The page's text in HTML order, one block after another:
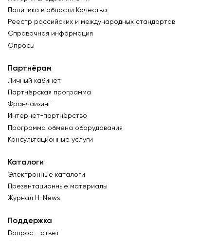
Политика в области Качества
Реестр российских и международных стандартов
Справочная информация
Опросы
Партнёрам
Личный кабинет
Партнёрская программа
Франчайзинг
Интернет-партнёрство
Программа обмена оборудования
Консультационные услуги
Каталоги
Электронные каталоги
Презентационные материалы
Журнал Н-News
Поддержка
Вопрос - ответ